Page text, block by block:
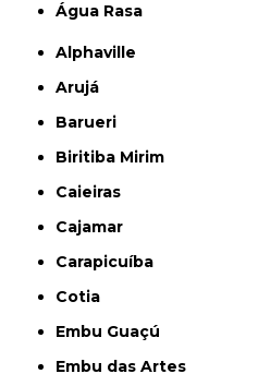
Água Rasa
Alphaville
Arujá
Barueri
Biritiba Mirim
Caieiras
Cajamar
Carapicuíba
Cotia
Embu Guaçú
Embu das Artes